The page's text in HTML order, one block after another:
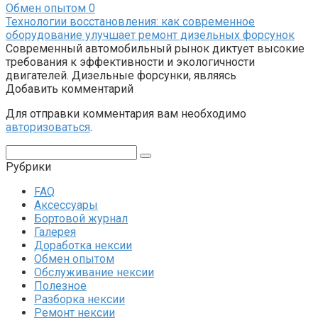
Обмен опытом 0
Технологии восстановления: как современное
оборудование улучшает ремонт дизельных форсунок
Современный автомобильный рынок диктует высокие
требования к эффективности и экологичности
двигателей. Дизельные форсунки, являясь
Добавить комментарий
Для отправки комментария вам необходимо
авторизоваться.
Рубрики
FAQ
Аксессуары
Бортовой журнал
Галерея
Доработка нексии
Обмен опытом
Обслуживание нексии
Полезное
Разборка нексии
Ремонт нексии